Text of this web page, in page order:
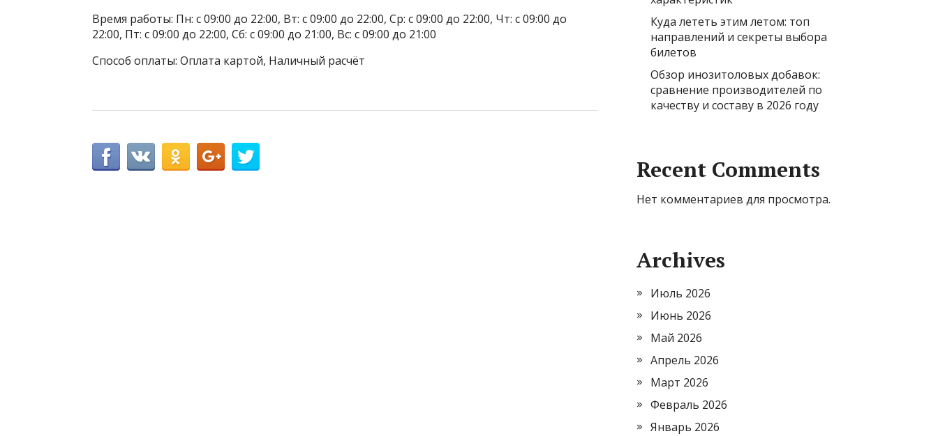
Время работы: Пн: с 09:00 до 22:00, Вт: с 09:00 до 22:00, Ср: с 09:00 до 22:00, Чт: с 09:00 до
22:00, Пт: с 09:00 до 22:00, Сб: с 09:00 до 21:00, Вс: с 09:00 до 21:00
Способ оплаты: Оплата картой, Наличный расчёт
Куда лететь этим летом: топ
направлений и секреты выбора
билетов
Обзор инозитоловых добавок:
сравнение производителей по
качеству и составу в 2026 году
Recent Comments
Нет комментариев для просмотра.
Archives
Июль 2026
Июнь 2026
Май 2026
Апрель 2026
Март 2026
Февраль 2026
Январь 2026